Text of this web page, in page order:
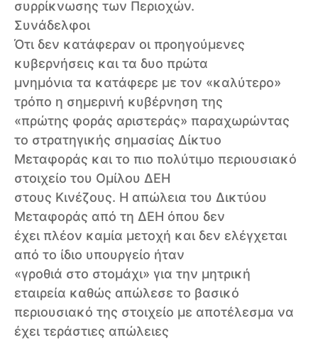
συρρίκνωσης των Περιοχών.
Συνάδελφοι
Ότι δεν κατάφεραν οι προηγούμενες
κυβερνήσεις και τα δυο πρώτα
μνημόνια τα κατάφερε με τον «καλύτερο»
τρόπο η σημερινή κυβέρνηση της
«πρώτης φοράς αριστεράς» παραχωρώντας
το στρατηγικής σημασίας Δίκτυο
Μεταφοράς και το πιο πολύτιμο περιουσιακό
στοιχείο του Ομίλου ΔΕΗ
στους Κινέζους. Η απώλεια του Δικτύου
Μεταφοράς από τη ΔΕΗ όπου δεν
έχει πλέον καμία μετοχή και δεν ελέγχεται
από το ίδιο υπουργείο ήταν
«γροθιά στο στομάχι» για την μητρική
εταιρεία καθώς απώλεσε το βασικό
περιουσιακό της στοιχείο με αποτέλεσμα να
έχει τεράστιες απώλειες